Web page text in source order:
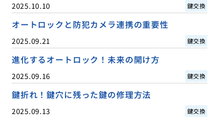
2025.10.10 鍵交換
オートロックと防犯カメラ連携の重要性
2025.09.21 鍵交換
進化するオートロック！未来の開け方
2025.09.16 鍵交換
鍵折れ！鍵穴に残った鍵の修理方法
2025.09.13 鍵交換